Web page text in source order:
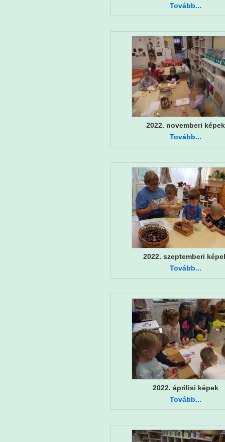
Tovább...
2022. novemberi képek
Tovább...
2022. szeptemberi
Tovább...
2022. áprilisi képek
Tovább...